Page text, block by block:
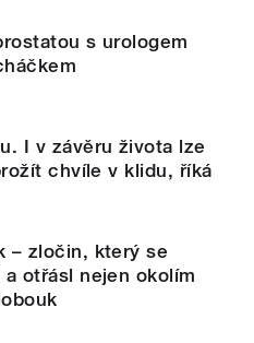
s urologem
I v závěru života lze
chvíle v klidu, říká
– zločin, který se
otřásl nejen okolím